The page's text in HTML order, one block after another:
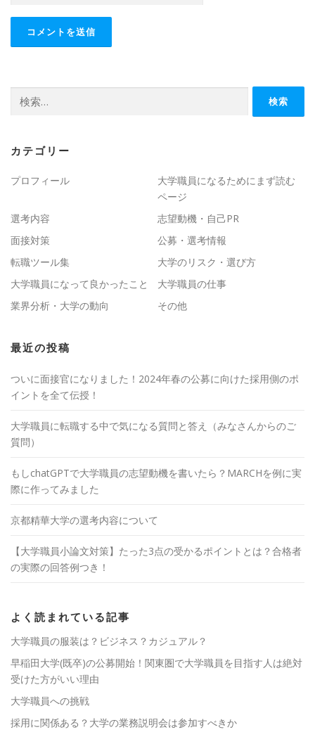
索:
カテゴリー
プロフィール
大学職員になるためにまず読む
ページ
選考内容
志望動機・自己PR
面接対策
公募・選考情報
転職ツール集
大学のリスク・選び方
大学職員になって良かったこと
大学職員の仕事
業界分析・大学の動向
その他
最近の投稿
ついに面接官になりました！2024年春の公募に向けた採用側のポ
イントを全て伝授！
大学職員に転職する中で気になる質問と答え（みなさんからのご
質問）
もしchatGPTで大学職員の志望動機を書いたら？MARCHを例に実
際に作ってみました
京都精華大学の選考内容について
【大学職員小論文対策】たった3点の受かるポイントとは？合格者
の実際の回答例つき！
よく読まれている記事
大学職員の服装は？ビジネス？カジュアル？
早稲田大学(既卒)の公募開始！関東圏で大学職員を目指す人は絶対
受けた方がいい理由
大学職員への挑戦
採用に関係ある？大学の業務説明会は参加すべきか